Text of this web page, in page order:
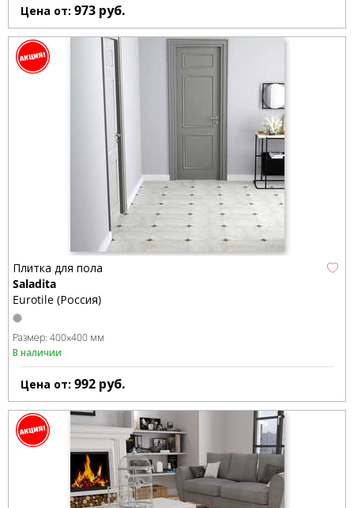
Цена от: 973 руб.
Плитка для пола
Saladita
Eurotile (Россия)
Размер: 400x400 мм
В наличии
Цена от: 992 руб.